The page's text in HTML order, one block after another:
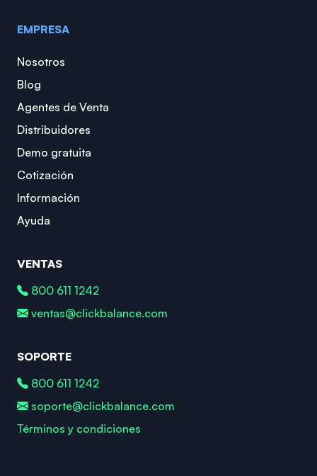
EMPRESA
Nosotros
Blog
Agentes de Venta
Distribuidores
Demo gratuita
Cotización
Información
Ayuda
VENTAS
800 611 1242
ventas@clickbalance.com
SOPORTE
800 611 1242
soporte@clickbalance.com
Términos y condiciones